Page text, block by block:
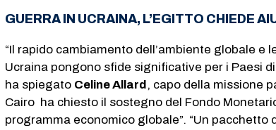
GUERRA IN UCRAINA, L’EGITTO CHIEDE
“Il rapido cambiamento dell’ambiente globale e
Ucraina pongono sfide significative per i Paesi
ha spiegato Celine Allard, capo della missione
Cairo ha chiesto il sostegno del Fondo
programma economico globale”. “Un pacchetto